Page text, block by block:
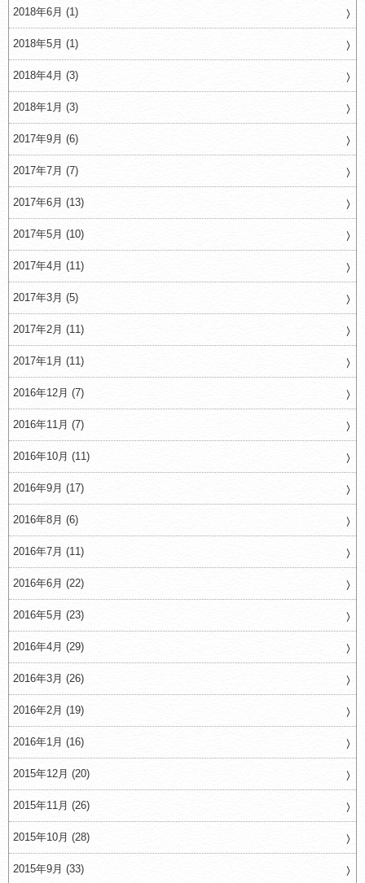
2018年6月 (1)
2018年5月 (1)
2018年4月 (3)
2018年1月 (3)
2017年9月 (6)
2017年7月 (7)
2017年6月 (13)
2017年5月 (10)
2017年4月 (11)
2017年3月 (5)
2017年2月 (11)
2017年1月 (11)
2016年12月 (7)
2016年11月 (7)
2016年10月 (11)
2016年9月 (17)
2016年8月 (6)
2016年7月 (11)
2016年6月 (22)
2016年5月 (23)
2016年4月 (29)
2016年3月 (26)
2016年2月 (19)
2016年1月 (16)
2015年12月 (20)
2015年11月 (26)
2015年10月 (28)
2015年9月 (33)